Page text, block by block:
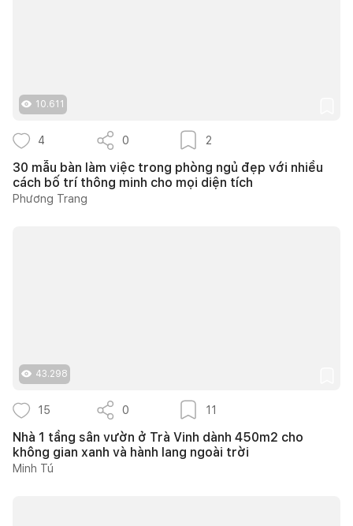
10.611
4 0 2
30 mẫu bàn làm việc trong phòng ngủ đẹp với nhiều
cách bố trí thông minh cho mọi diện tích
Phương Trang
43.298
15 0 11
Nhà 1 tầng sân vườn ở Trà Vinh dành 450m2 cho
không gian xanh và hành lang ngoài trời
Minh Tú